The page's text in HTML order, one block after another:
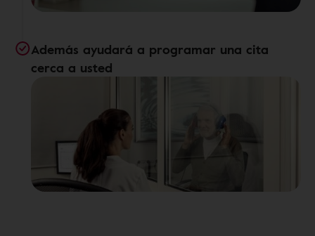
Además ayudará a programar una cita
cerca a usted